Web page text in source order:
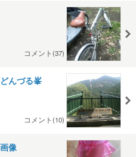
コメント(37)
んづる峯
コメント(10)
像